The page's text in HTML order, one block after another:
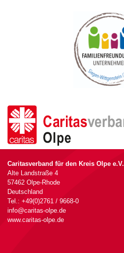
Caritasverband für den Kreis Olpe e.V.
Alte Landstraße 4
57462 Olpe-Rhode
Deutschland
Tel.: +49(0)2761 / 9668-0
info@caritas-olpe.de
www.caritas-olpe.de